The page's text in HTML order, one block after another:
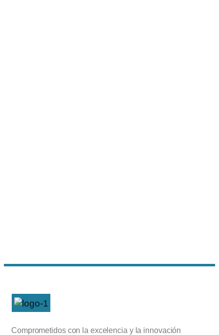
Comprometidos con la excelencia y la innovación